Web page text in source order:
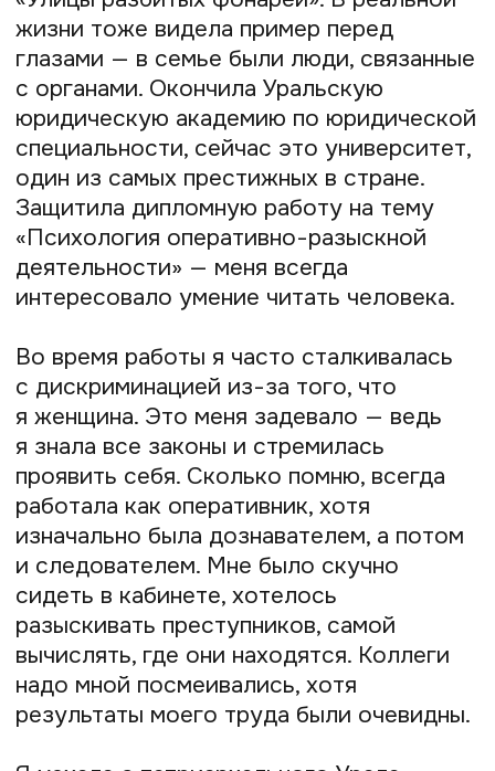
Работа в органах нередко связана
с интригами и постоянной борьбой
внутри коллектива — в какой-то момент
я эмоционально выгорела. В 2012 году
я поняла, что если я крутой сыщик,
то смогу реализоваться везде,
и уволилась. Решила сменить
обстановку, выучить новый язык
и построить жизнь по-другому.
Сразу присмотрелась к туризму — это
самый простой способ ездить
за границу. Я окончила курсы гидов
и стала сопровождать туристов
Постепенно объездила всю Прибалтику
и выучила чешский язык. В России тоже
много работала — например, я просто
влюбилась в красоты Валаама.
В Санкт-Петербурге я заинтересовалась
квестами и написала сценарий своего
первого квеста — «Путешествие
на Алтай». В нём участники должны были
искать пропавшего профессора. Однако
путешествие не состоялось, мне
не хватило знаний, маркетинговой
подготовки и чёткой методики. Тогда
квесты были ещё в диковинку, сейчас
отношение к ним другое. Я надеюсь, что
когда-нибудь ко мне обратится ученик
с Алтая и реализует эту идею.